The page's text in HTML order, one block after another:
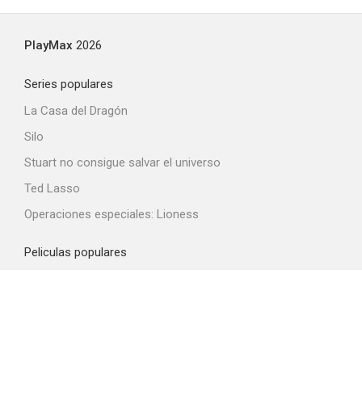
PlayMax 2026
Series populares
La Casa del Dragón
Silo
Stuart no consigue salvar el universo
Ted Lasso
Operaciones especiales: Lioness
Peliculas populares